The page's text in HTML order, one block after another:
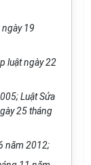
19
luật ngày 22
Luật Sửa
25 tháng
năm 2012;